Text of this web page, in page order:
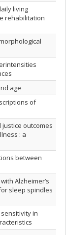
living
rehabilitation
age
of
justice outcomes
: a
between
Alzheimer’s
sleep spindles
in